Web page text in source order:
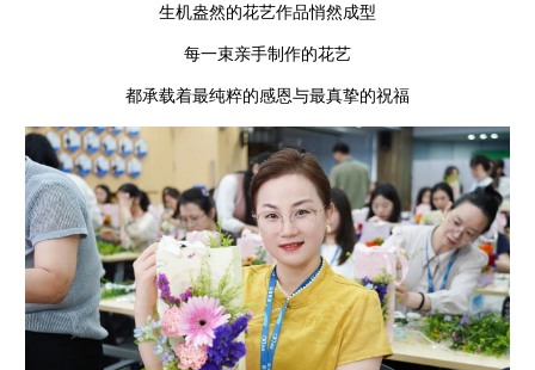
生机盎然的花艺作品悄然成型
每一束亲手制作的花艺
都承载着最纯粹的感恩与最真挚的祝福